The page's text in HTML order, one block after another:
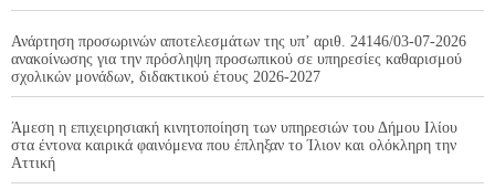
Ανάρτηση προσωρινών αποτελεσμάτων της υπ’ αριθ. 24146/03-07-2026
ανακοίνωσης για την πρόσληψη προσωπικού σε υπηρεσίες καθαρισμού
σχολικών μονάδων, διδακτικού έτους 2026-2027
Άμεση η επιχειρησιακή κινητοποίηση των υπηρεσιών του Δήμου Ιλίου
στα έντονα καιρικά φαινόμενα που έπληξαν το Ίλιον και ολόκληρη την
Αττική